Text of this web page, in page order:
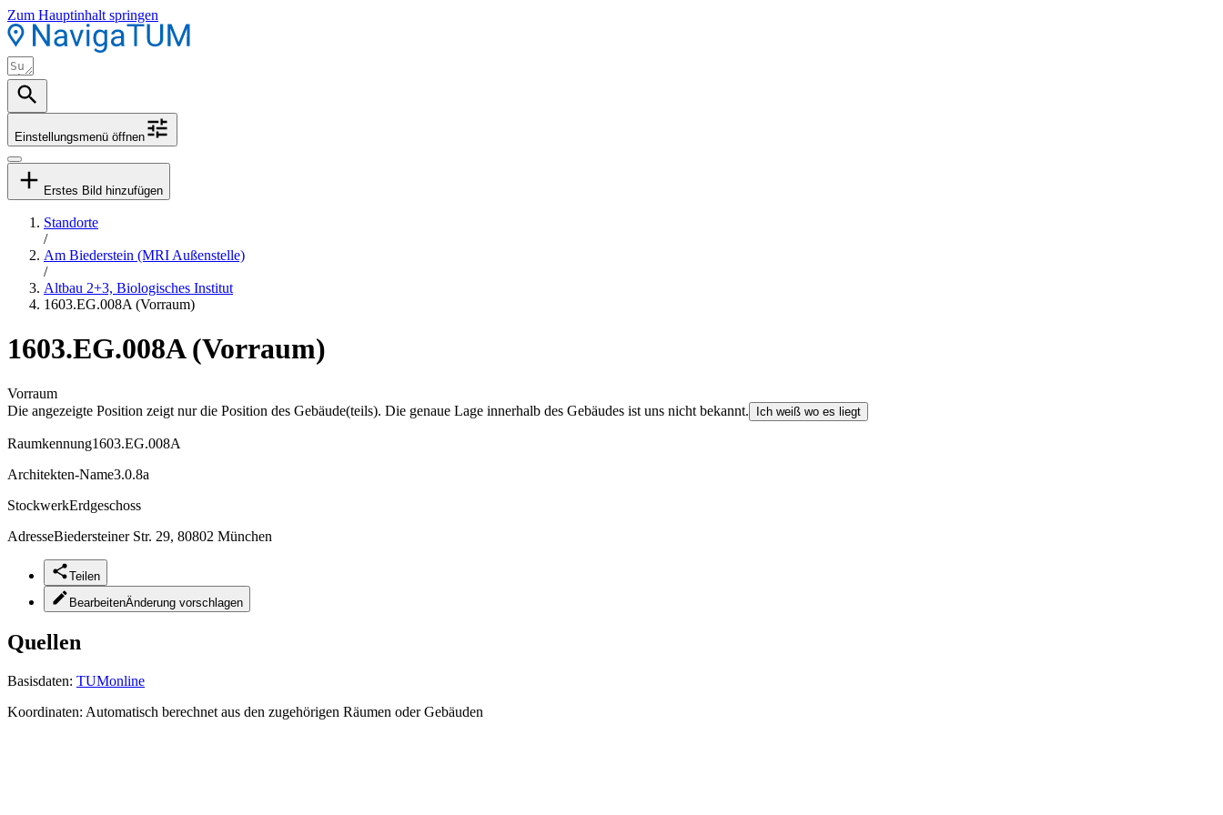
Zum Hauptinhalt springen
Einstellungsmenü öffnen
Erstes Bild hinzufügen
Standorte
/
Am Biederstein (MRI Außenstelle)
/
Altbau 2+3, Biologisches Institut
1603.EG.008A (Vorraum)
1603.EG.008A (Vorraum)
Vorraum
Die angezeigte Position zeigt nur die Position des Gebäude(teils). Die genaue Lage innerhalb des Gebäudes ist uns nicht bekannt.
Ich weiß wo es liegt
Raumkennung1603.EG.008A
Architekten-Name3.0.8a
StockwerkErdgeschoss
AdresseBiedersteiner Str. 29, 80802 München
Teilen
BearbeitenÄnderung vorschlagen
Quellen
Basisdaten: TUMonline
Koordinaten: Automatisch berechnet aus den zugehörigen Räumen oder Gebäuden